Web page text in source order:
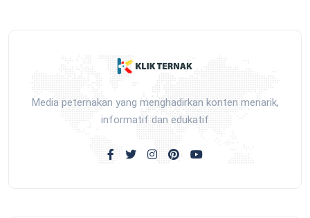
Media peternakan yang menghadirkan konten menarik,
informatif dan edukatif